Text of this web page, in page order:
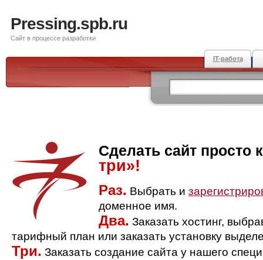
Pressing.spb.ru
Сайт в процессе разработки
IT-работа
Сделать сайт просто
три»!
Раз. Выбрать и
доменное имя.
Два. Заказать хостинг,
тарифный план или заказать установку
Три. Заказать создание сайта у нашего